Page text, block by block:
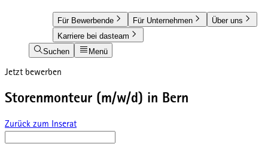
Für Bewerbende Für Unternehmen
Über uns
Karriere bei dasteam
Suchen
Menü
Jetzt bewerben
Storenmonteur (m/w/d) in Bern
Zurück zum Inserat